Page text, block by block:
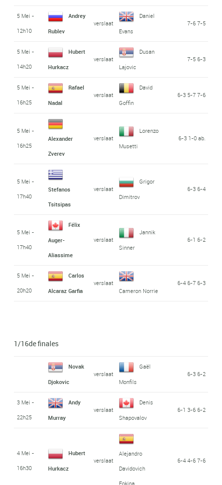
5 Mei -
12h10
Andrey
Rublev
verslaat
Daniel
Evans
7-6 7-5
5 Mei -
14h20
Hubert
Hurkacz
verslaat
Dusan
Lajovic
7-5 6-3
5 Mei -
16h25
Rafael
Nadal
verslaat
David
Goffin
6-3 5-7 7-6
5 Mei -
16h25
Alexander
Zverev
verslaat
Lorenzo
Musetti
6-3 1-0 ab.
5 Mei -
17h40
Stefanos
Tsitsipas
verslaat
Grigor
Dimitrov
6-3 6-4
5 Mei -
17h40
Félix
Auger-
Aliassime
verslaat
Jannik
Sinner
6-1 6-2
5 Mei -
20h20
Carlos
Alcaraz Garfia
verslaat
Cameron Norrie
6-4 6-7 6-3
1/16de finales
Novak
Djokovic
verslaat
Gaël
Monfils
6-3 6-2
3 Mei -
22h25
Andy
Murray
verslaat
Denis
Shapovalov
6-1 3-6 6-2
4 Mei -
16h30
Hubert
Hurkacz
verslaat
Alejandro
Davidovich
Fokina
6-4 4-6 7-6